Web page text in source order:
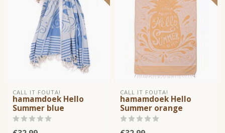
CALL IT FOUTA!
hamamdoek Hello
Summer blue
CALL IT FOUTA!
hamamdoek Hello
Summer orange